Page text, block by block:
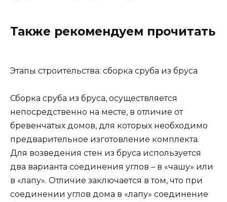
Также рекомендуем прочитать
Этапы строительства: сборка сруба из бруса
Сборка сруба из бруса, осуществляется
непосредственно на месте, в отличие от
бревенчатых домов, для которых необходимо
предварительное изготовление комплекта.
Для возведения стен из бруса используется
два варианта соединения углов – в «чашу» или
в «лапу». Отличие заключается в том, что при
соединении углов дома в «лапу» соединение